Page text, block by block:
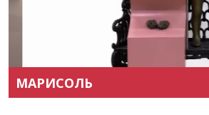
МАРИСОЛЬ